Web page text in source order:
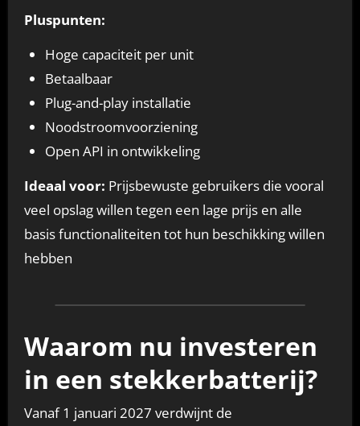
Pluspunten:
Hoge capaciteit per unit
Betaalbaar
Plug-and-play installatie
Noodstroomvoorziening
Open API in ontwikkeling
Ideaal voor: Prijsbewuste gebruikers die vooral
veel opslag willen tegen een lage prijs en alle
basis functionaliteiten tot hun beschikking willen
hebben
Waarom nu investeren
in een stekkerbatterij?
Vanaf 1 januari 2027 verdwijnt de